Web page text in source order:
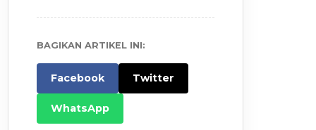
BAGIKAN ARTIKEL INI:
Facebook Twitter
WhatsApp